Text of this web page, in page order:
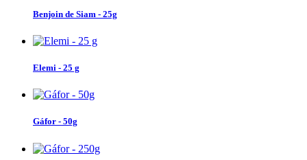
Benjoin de Siam - 25g
Elemi - 25 g
Gáfor - 50g